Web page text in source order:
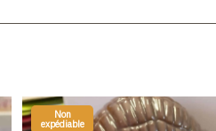
Non
expédiable